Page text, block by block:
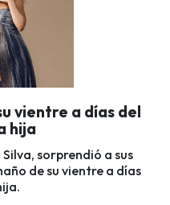
vientre a días del
hija
sorprendió a sus
de su vientre a días